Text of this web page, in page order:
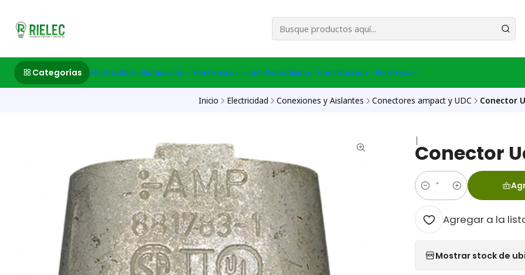
Categorías Electricidad Iluminación Electronica Linea Domiciliaria Construcción Ferreteria
Inicio Electricidad Conexiones y Aislantes Conectores ampact y UDC Conector
|
Conector
Cantidad
Agregar a la
Mostrar stock de